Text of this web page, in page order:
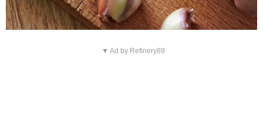
▼ Ad by Refinery89